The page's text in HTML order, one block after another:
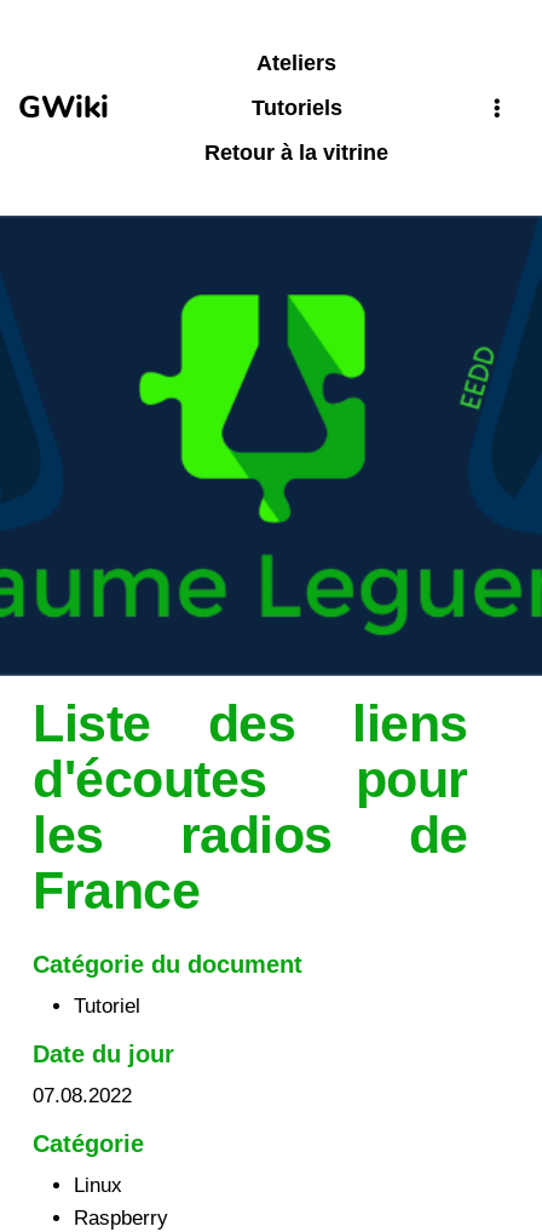
GWiki
Ateliers
Tutoriels
Retour à la vitrine
Liste des liens
d'écoutes pour
les radios de
France
Catégorie du document
Tutoriel
Date du jour
07.08.2022
Catégorie
Linux
Raspberry